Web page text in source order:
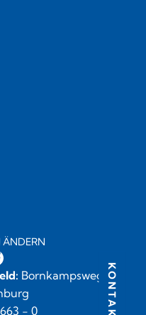
KONTAKT
ÄNDERN
Bornkampsweg 58 •
- 0